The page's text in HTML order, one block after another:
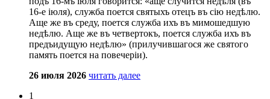
16-е іюля), служба поется святыхъ отецъ въ сію недѣлю.
Аще же въ среду, поется служба ихъ въ мимошедшую
недѣлю. Аще же въ четвертокъ, поется служба ихъ въ
предъидущую недѣлю» (прилучившагося же святого
память поется на повечеріи).
26 июля 2026 читать далее
1